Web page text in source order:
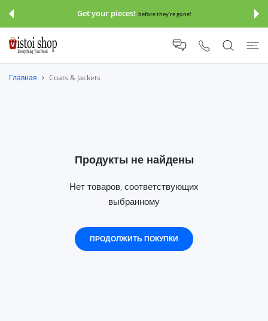
Get your pieces! before they're gone!
Главная Coats & Jackets
Продукты не найдены
Нет товаров, соответствующих
выбранному
ПРОДОЛЖИТЬ ПОКУПКИ